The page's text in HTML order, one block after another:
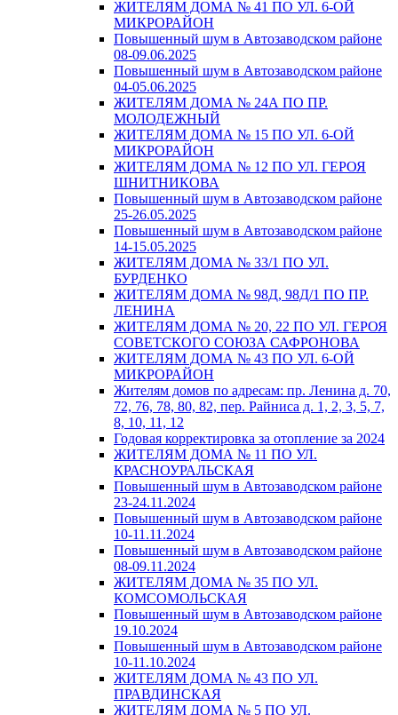
ЖИТЕЛЯМ ДОМА № 41 ПО УЛ. 6-ОЙ
МИКРОРАЙОН
Повышенный шум в Автозаводском районе
08-09.06.2025
Повышенный шум в Автозаводском районе
04-05.06.2025
ЖИТЕЛЯМ ДОМА № 24А ПО ПР.
МОЛОДЕЖНЫЙ
ЖИТЕЛЯМ ДОМА № 15 ПО УЛ. 6-ОЙ
МИКРОРАЙОН
ЖИТЕЛЯМ ДОМА № 12 ПО УЛ. ГЕРОЯ
ШНИТНИКОВА
Повышенный шум в Автозаводском районе
25-26.05.2025
Повышенный шум в Автозаводском районе
14-15.05.2025
ЖИТЕЛЯМ ДОМА № 33/1 ПО УЛ.
БУРДЕНКО
ЖИТЕЛЯМ ДОМА № 98Д, 98Д/1 ПО ПР.
ЛЕНИНА
ЖИТЕЛЯМ ДОМА № 20, 22 ПО УЛ. ГЕРОЯ
СОВЕТСКОГО СОЮЗА САФРОНОВА
ЖИТЕЛЯМ ДОМА № 43 ПО УЛ. 6-ОЙ
МИКРОРАЙОН
Жителям домов по адресам: пр. Ленина д. 70,
72, 76, 78, 80, 82, пер. Райниса д. 1, 2, 3, 5, 7,
8, 10, 11, 12
Годовая корректировка за отопление за 2024
ЖИТЕЛЯМ ДОМА № 11 ПО УЛ.
КРАСНОУРАЛЬСКАЯ
Повышенный шум в Автозаводском районе
23-24.11.2024
Повышенный шум в Автозаводском районе
10-11.11.2024
Повышенный шум в Автозаводском районе
08-09.11.2024
ЖИТЕЛЯМ ДОМА № 35 ПО УЛ.
КОМСОМОЛЬСКАЯ
Повышенный шум в Автозаводском районе
19.10.2024
Повышенный шум в Автозаводском районе
10-11.10.2024
ЖИТЕЛЯМ ДОМА № 43 ПО УЛ.
ПРАВДИНСКАЯ
ЖИТЕЛЯМ ДОМА № 5 ПО УЛ.